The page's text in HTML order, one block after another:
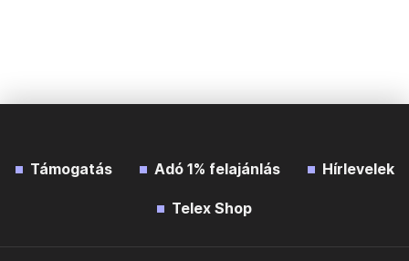
Támogatás Adó 1% felajánlás Hírlevelek
Telex Shop